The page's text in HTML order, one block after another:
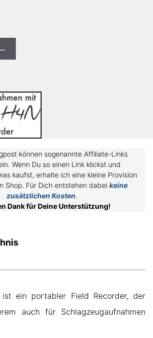
können sogenannte Affiliate-Links
Wenn Du so einen Link klickst und
kaufst, erhalte ich eine kleine Provision
Shop. Für Dich entstehen dabei keine
zusätzlichen Kosten.
Dank für Deine Unterstützung!
ein portabler Field Recorder, der
auch für Schlagzeugaufnahmen